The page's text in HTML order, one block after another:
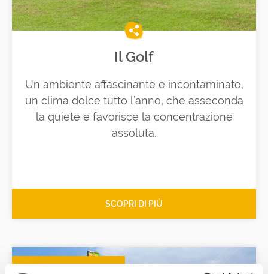
Il Golf
Un ambiente affascinante e incontaminato,
un clima dolce tutto l’anno, che asseconda
la quiete e favorisce la concentrazione
assoluta.
SCOPRI DI PIÙ